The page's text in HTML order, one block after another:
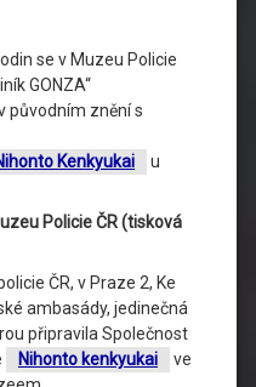
se v Muzeu Policie
GONZA“
původním znění s
Kenkyukai
u
Policie ČR (tisková
ČR, v Praze 2, Ke
ambasády, jedinečná
připravila Společnost
Nihonto kenkyukai
ve